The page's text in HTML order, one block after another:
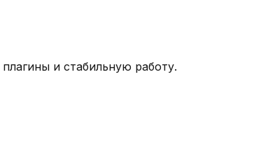
и стабильную работу.